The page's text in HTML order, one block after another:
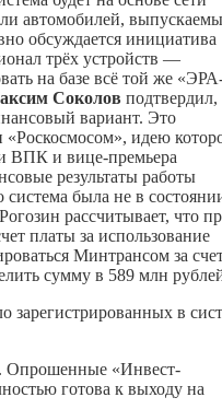
автомобилей,
обсуждается инициатива
трёх устройств —
на базе всё той же
Соколов подтвердил,
вариант. Это
идею
ВПК и вице-премьера
результаты работы
была не в
рассчитывает, что
платы за использование
Минтрансом за
сумму в 589 млн
зарегистрированных в
Опрошенные «Инвест-
готова к выходу на